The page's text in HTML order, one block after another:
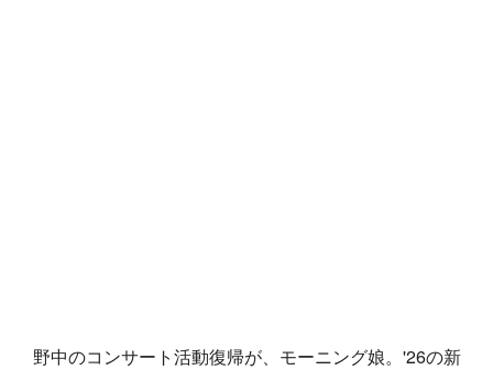
野中のコンサート活動復帰が、モーニング娘。'26の新